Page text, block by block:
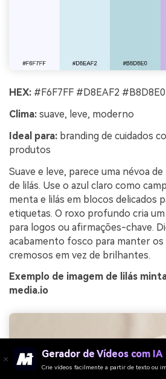
HEX: #F6F7FF #D8EAF2
Clima: suave, leve, moderno
Ideal para: branding de cuidados
produtos
Suave e leve, parece uma névoa
de lilás. Use o azul claro como
menta e lilás em blocos delicados
etiquetas. O roxo profundo cria
para logos ou afirmações-chave.
acabamento fosco para manter os
cremosos em vez de brilhantes.
Exemplo de imagem de lilás
media.io
Gerador de Vídeos com IA
Crie vídeos facilmente a partir de texto ou